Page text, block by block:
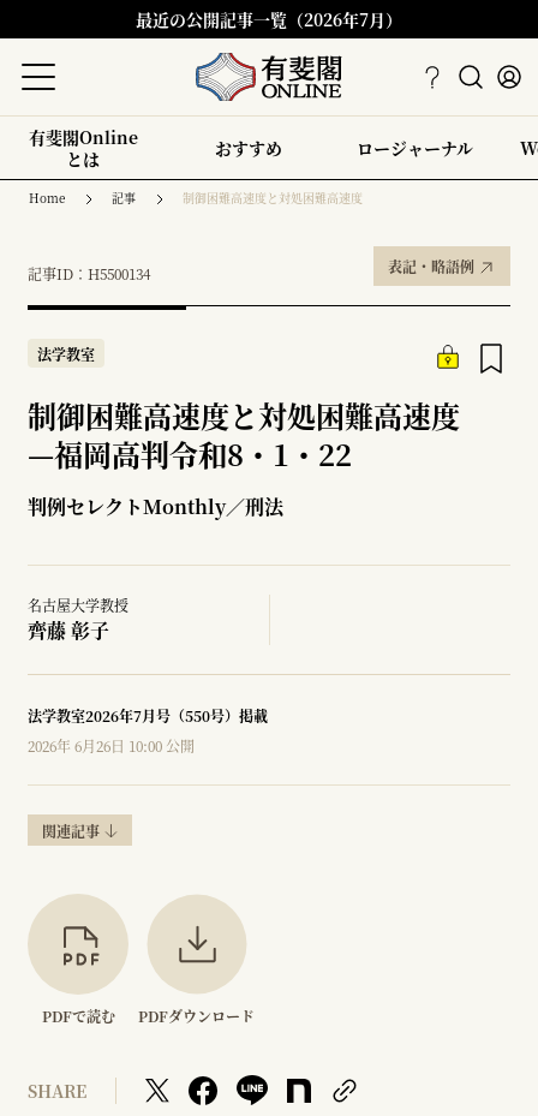
最近の公開記事一覧（2026年7月）
有斐閣Online
とは
おすすめ ロージャーナル
Home 記事 制御困難高速度と対処困難高速度
記事ID：H5500134 表記・略語例
法学教室
制御困難高速度と対処困難高速度
—福岡高判令和8・1・22
判例セレクトMonthly／刑法
名古屋大学教授
齊藤 彰子
法学教室2026年7月号（550号）掲載
2026年 6月26日 10:00 公開
関連記事
PDFで読む PDFダウンロード
SHARE